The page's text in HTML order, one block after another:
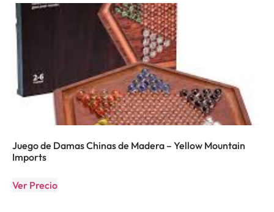
Juego de Damas Chinas de Madera – Yellow Mountain
Imports
Ver Precio